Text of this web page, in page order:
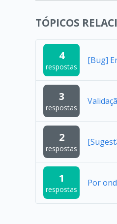
TÓPICOS
4
respostas
[Bug]
3
respostas
2
respostas
1
respostas
Por